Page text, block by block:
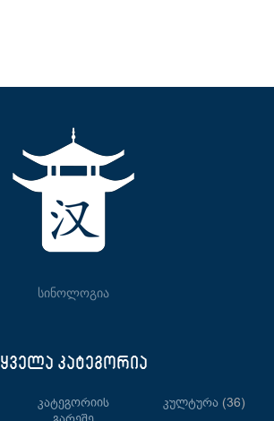
სინოლოგია
ყველა კატეგორია
Კატეგორიის
Კულტურა (36)